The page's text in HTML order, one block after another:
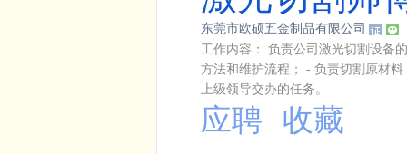
东莞市欧硕五金制品有限公司
工作内容： 负责公司激光切割设备
方法和维护流程； - 负责切割原材
上级领导交办的任务。
应聘 收藏